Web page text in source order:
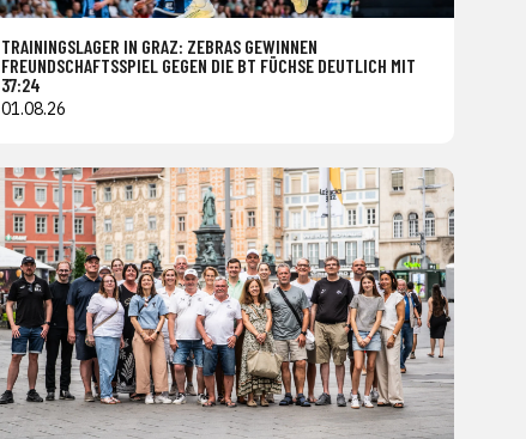
TRAININGSLAGER IN GRAZ: ZEBRAS GEWINNEN
FREUNDSCHAFTSSPIEL GEGEN DIE BT FÜCHSE DEUTLICH MIT
37:24
01.08.26